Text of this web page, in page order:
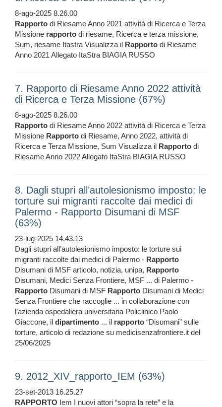
8-ago-2025 8.26.00
Rapporto di Riesame Anno 2021 attività di Ricerca e Terza
Missione rapporto di riesame, Ricerca e terza missione,
Sum, riesame Itastra Visualizza il Rapporto di Riesame
Anno 2021 Allegato ItaStra BIAGIA RUSSO
7. Rapporto di Riesame Anno 2022 attività
di Ricerca e Terza Missione (67%)
8-ago-2025 8.26.00
Rapporto di Riesame Anno 2022 attività di Ricerca e Terza
Missione Rapporto di Riesame, Anno 2022, attività di
Ricerca e Terza Missione, Sum Visualizza il Rapporto di
Riesame Anno 2022 Allegato ItaStra BIAGIA RUSSO
8. Dagli stupri all’autolesionismo imposto: le
torture sui migranti raccolte dai medici di
Palermo - Rapporto Disumani di MSF
(63%)
23-lug-2025 14.43.13
Dagli stupri all’autolesionismo imposto: le torture sui
migranti raccolte dai medici di Palermo - Rapporto
Disumani di MSF articolo, notizia, unipa, Rapporto
Disumani, Medici Senza Frontiere, MSF ... di Palermo -
Rapporto Disumani di MSF Rapporto Disumani di Medici
Senza Frontiere che raccoglie ... in collaborazione con
l’azienda ospedaliera universitaria Policlinico Paolo
Giaccone, il dipartimento ... il rapporto “Disumani” sulle
torture, articolo di redazione su medicisenzafrontiere.it del
25/06/2025
9. 2012_XIV_rapporto_IEM (63%)
23-set-2013 16.25.27
RAPPORTO Iem I nuovi attori “sopra la rete” e la